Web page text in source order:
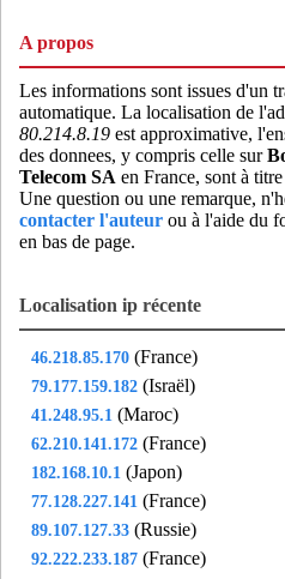
A propos
Les informations sont issues d'un
automatique. La localisation de
80.214.8.19 est approximative,
des donnees, y compris celle sur
Telecom SA en France, sont à
Une question ou une remarque,
contacter l'auteur ou à l'aide du
en bas de page.
Localisation ip récente
46.218.85.170 (France)
79.177.159.182 (Israël)
41.248.95.1 (Maroc)
62.210.141.172 (France)
182.168.10.1 (Japon)
77.128.227.141 (France)
89.107.127.33 (Russie)
92.222.233.187 (France)